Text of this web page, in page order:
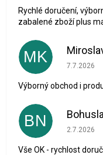
Rychlé doručení,
zabalené zboží plus
MK 7.7.2026
Výborný obchod i
BN 2.7.2026
Vše OK - rychlost